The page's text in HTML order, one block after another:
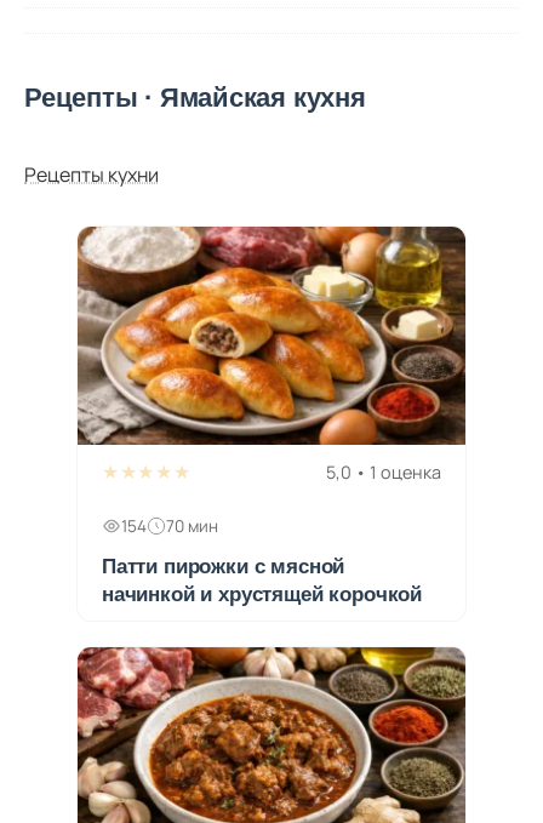
Рецепты · Ямайская кухня
Рецепты кухни
★★★★★ 5,0 • 1 оценка
154 70 мин
Патти пирожки с мясной
начинкой и хрустящей корочкой